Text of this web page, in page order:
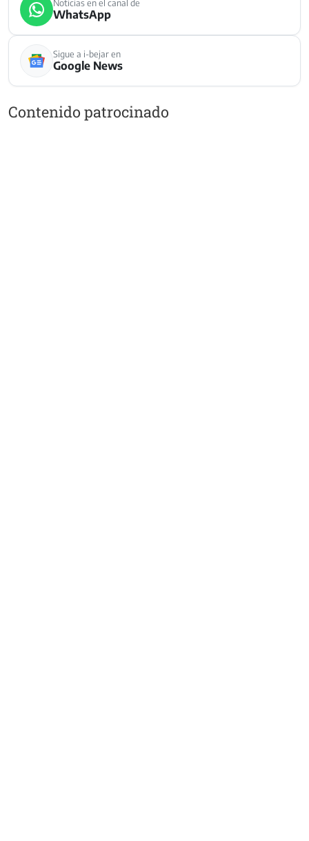
Noticias en el canal de
WhatsApp
Sigue a i-bejar en
Google News
Contenido patrocinado